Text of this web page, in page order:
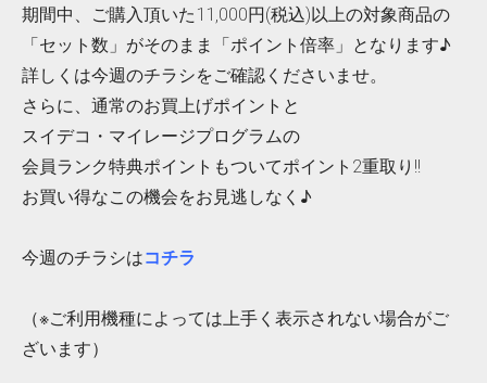
期間中、ご購入頂いた11,000円(税込)以上の対象商品の
「セット数」がそのまま「ポイント倍率」となります♪
詳しくは今週のチラシをご確認くださいませ。
さらに、通常のお買上げポイントと
スイデコ・マイレージプログラムの
会員ランク特典ポイントもついてポイント2重取り!!
お買い得なこの機会をお見逃しなく♪
今週のチラシはコチラ
（※ご利用機種によっては上手く表示されない場合がご
ざいます）